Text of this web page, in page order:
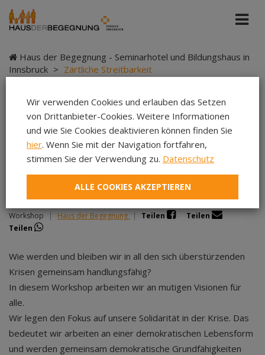
Haus der Begegnung - Seminarhotel und Bildungshaus in
Innsbruck > Zärtliche Streitbarkeit
Zärtliche Streitbarkeit
Workshop | Haus der Begegnung | Teilen
Teilen
Teilen
Wie werden und bleiben wir in all den sich überstürzenden
Krisen gemeinsam handlungsfähig?
In diesem Workshop arbeiten wir an mutigen Visionen für
alle.
Wir legen den Fokus auf unsere Solidarität in der Krise. Das
bedeutet wir arbeiten an einer demokratischen Lebensform
und werden gemeinsam demokratische Grundfähigkeiten
Wir verwenden Cookies und erlauben das Setzen
von Drittanbieter-Cookies. Weitere Informationen
und wie Sie Cookies deaktivieren können finden Sie
hier. Wenn Sie mit der Navigation fortfahren,
stimmen Sie der Verwendung zu. Datenschutz
ALLE COOKIES AKZEPTIEREN